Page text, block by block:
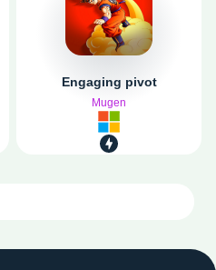
Engaging pivot
Mugen